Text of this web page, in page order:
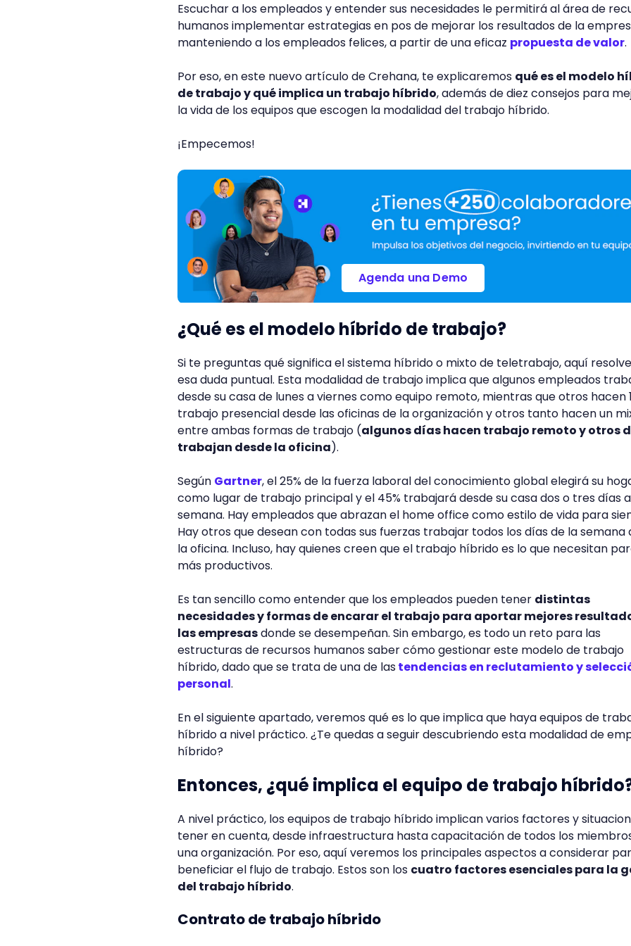
Escuchar a los empleados y entender sus necesidades le permitirá al área de
humanos implementar estrategias en pos de mejorar los resultados de la
manteniendo a los empleados felices, a partir de una eficaz propuesta de valor.
Por eso, en este nuevo artículo de Crehana, te explicaremos qué es el modelo
de trabajo y qué implica un trabajo híbrido, además de diez consejos para
la vida de los equipos que escogen la modalidad del trabajo híbrido.
¡Empecemos!
Agenda una Demo
¿Qué es el modelo híbrido de trabajo?
Si te preguntas qué significa el sistema híbrido o mixto de teletrabajo, aquí
esa duda puntual. Esta modalidad de trabajo implica que algunos empleados
desde su casa de lunes a viernes como equipo remoto, mientras que otros hacen
trabajo presencial desde las oficinas de la organización y otros tanto hacen un
entre ambas formas de trabajo (algunos días hacen trabajo remoto y otros
trabajan desde la oficina).
Según Gartner, el 25% de la fuerza laboral del conocimiento global elegirá su
como lugar de trabajo principal y el 45% trabajará desde su casa dos o tres días
semana. Hay empleados que abrazan el home office como estilo de vida para
Hay otros que desean con todas sus fuerzas trabajar todos los días de la semana
la oficina. Incluso, hay quienes creen que el trabajo híbrido es lo que necesitan
más productivos.
Es tan sencillo como entender que los empleados pueden tener distintas
necesidades y formas de encarar el trabajo para aportar mejores
las empresasdonde se desempeñan. Sin embargo, es todo un reto para las
estructuras de recursos humanos saber cómo gestionar este modelo de trabajo
híbrido, dado que se trata de una de lastendencias en reclutamiento y
personal.
En el siguiente apartado, veremos qué es lo que implica que haya equipos de
híbrido a nivel práctico. ¿Te quedas a seguir descubriendo esta modalidad de
híbrido?
Entonces, ¿qué implica el equipo de trabajo
A nivel práctico, los equipos de trabajo híbrido implican varios factores y
tener en cuenta, desde infraestructura hasta capacitación de todos los
una organización. Por eso, aquí veremos los principales aspectos a considerar
beneficiar el flujo de trabajo. Estos son los cuatro factores esenciales para la
del trabajo híbrido.
Contrato de trabajo híbrido